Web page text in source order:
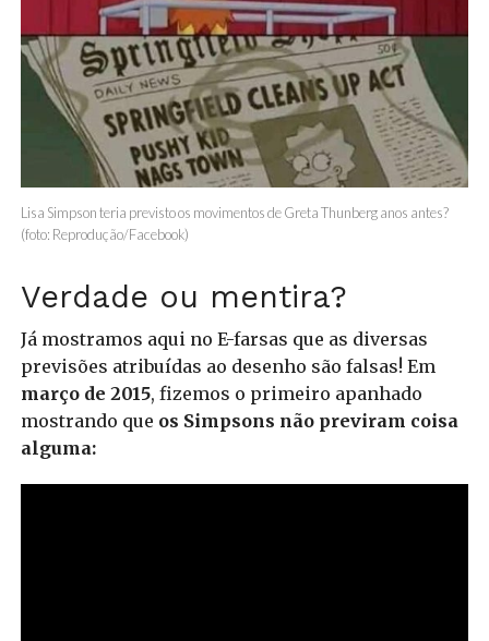
Lisa Simpson teria previsto os movimentos de Greta Thunberg anos antes?
(foto: Reprodução/Facebook)
Verdade ou mentira?
Já mostramos aqui no E-farsas que as diversas
previsões atribuídas ao desenho são falsas! Em
março de 2015, fizemos o primeiro apanhado
mostrando que os Simpsons não previram coisa
alguma: